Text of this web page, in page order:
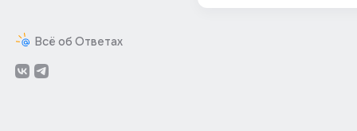
Всё об Ответах